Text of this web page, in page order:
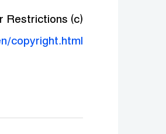
(c) Copyright Thomson Reuters 2021. Click For Restrictions -
copyright.html